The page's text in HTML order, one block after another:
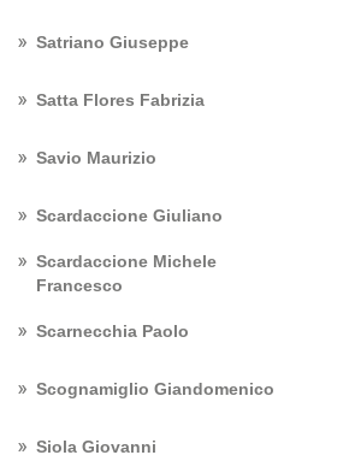
Satriano Giuseppe
Satta Flores Fabrizia
Savio Maurizio
Scardaccione Giuliano
Scardaccione Michele
Francesco
Scarnecchia Paolo
Scognamiglio Giandomenico
Siola Giovanni